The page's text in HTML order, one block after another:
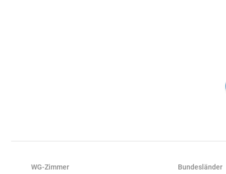
WG-Zimmer
Bundesländer